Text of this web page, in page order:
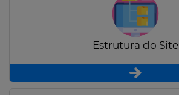
Estrutura do Site